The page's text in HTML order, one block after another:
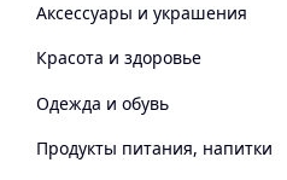
Аксессуары и украшения
Красота и здоровье
Одежда и обувь
Продукты питания, напитки